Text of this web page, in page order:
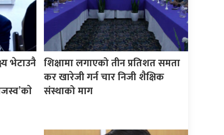
भेटाउनै शिक्षामा लगाएको तीन प्रतिशत समता
कर खारेजी गर्न चार निजी शैक्षिक
संस्थाको माग